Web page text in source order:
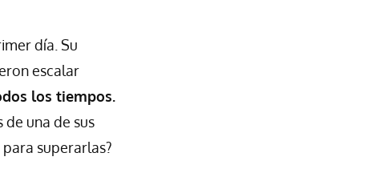
día. Su
escalar
los tiempos.
una de sus
superarlas?